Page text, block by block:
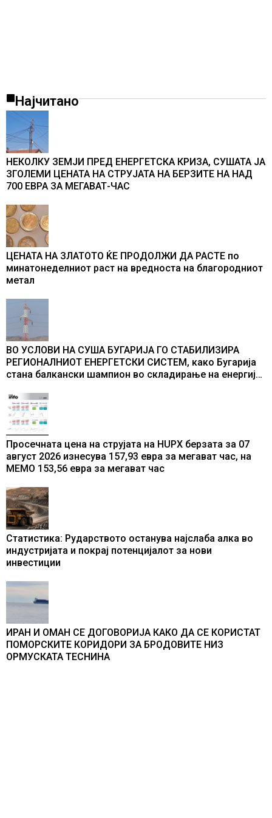
Најчитано
НЕКОЛКУ ЗЕМЈИ ПРЕД ЕНЕРГЕТСКА КРИЗА, СУШАТА ЈА
ЗГОЛЕМИ ЦЕНАТА НА СТРУЈАТА НА БЕРЗИТЕ НА НАД
700 ЕВРА ЗА МЕГАВАТ-ЧАС
ЦЕНАТА НА ЗЛАТОТО ЌЕ ПРОДОЛЖИ ДА РАСТЕ по
минатонеделниот раст на вредноста на благородниот
метал
ВО УСЛОВИ НА СУША БУГАРИЈА ГО СТАБИЛИЗИРА
РЕГИОНАЛНИОТ ЕНЕРГЕТСКИ СИСТЕМ, како Бугарија
стана балкански шампион во складирање на енергија
Просечната цена на струјата на HUPX берзата за 07
август 2026 изнесува 157,93 евра за мегават час, на
МЕМО 153,56 евра за мегават час
Статистика: Рударството останува најслаба алка во
индустријата и покрај потенцијалот за нови
инвестиции
ИРАН И ОМАН СЕ ДОГОВОРИЈА КАКО ДА СЕ КОРИСТАТ
ПОМОРСКИТЕ КОРИДОРИ ЗА БРОДОВИТЕ НИЗ
ОРМУСКАТА ТЕСНИНА